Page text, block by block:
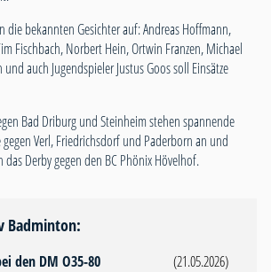
die bekannten Gesichter auf: Andreas Hoffmann,
Fischbach, Norbert Hein, Ortwin Franzen, Michael
auch Jugendspieler Justus Goos soll Einsätze
Bad Driburg und Steinheim stehen spannende
Verl, Friedrichsdorf und Paderborn an und
Derby gegen den BC Phönix Hövelhof.
Badminton:
den DM O35-80 (21.05.2026)